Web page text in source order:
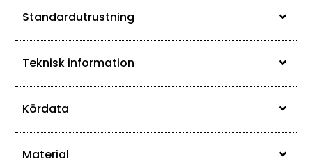
Standardutrustning
Teknisk information
Kördata
Material